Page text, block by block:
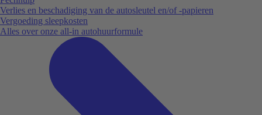
Verlies en beschadiging van de autosleutel en/of -papieren
Vergoeding sleepkosten
Alles over onze all-in autohuurformule